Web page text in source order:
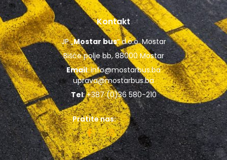
Kontakt
JP „Mostar bus“ d.o.o. Mostar
Bišće polje bb, 88000 Mostar
Email:info@mostarbus.ba
uprava@mostarbus.ba
Tel: +387 (0)36 580-210
Pratite nas: